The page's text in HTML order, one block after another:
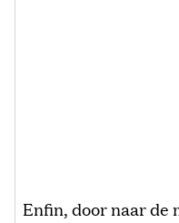
Enfin, door naar de